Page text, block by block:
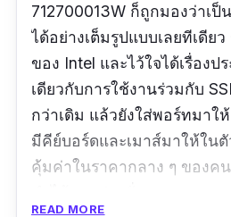
712700013W ก็ถูกมองว่าเป็
ได้อย่างเต็มรูปแบบเลยทีเดีย
ของ Intel และไว้ใจได้เรื่องป
เดียวกับการใช้งานร่วมกับ
กว่าเดิม แล้วยังใส่พอร์ทมาใ
มีคีย์บอร์ดและเมาส์มาให้ใน
คุ้มค่าในราคากลาง ๆ ของค
READ MORE